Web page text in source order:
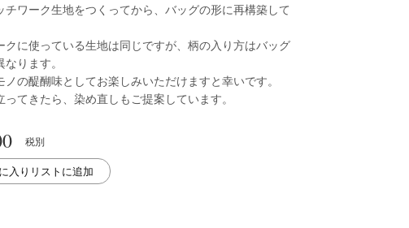
チワーク生地をつくってから、バッグの形に再構築して
クに使っている生地は同じですが、柄の入り方はバッグ
ります。
ノの醍醐味としてお楽しみいただけますと幸いです。
ってきたら、染め直しもご提案しています。
税別
入りリストに追加